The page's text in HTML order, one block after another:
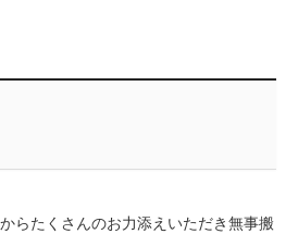
らたくさんのお力添えいただき無事搬